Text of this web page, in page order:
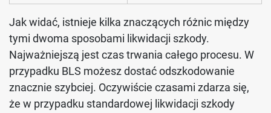
Jak widać, istnieje kilka znaczących różnic między
tymi dwoma sposobami likwidacji szkody.
Najważniejszą jest czas trwania całego procesu. W
przypadku BLS możesz dostać odszkodowanie
znacznie szybciej. Oczywiście czasami zdarza się,
że w przypadku standardowej likwidacji szkody